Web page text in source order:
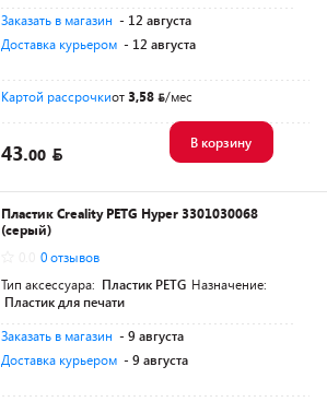
Заказать в магазин - 12 августа
Доставка курьером - 12 августа
Картой рассрочкиот3,58 /мес
43.00
В корзину
Пластик Creality PETG Hyper 3301030068
(серый)
0 отзывов
Тип аксессуара: Пластик PETG Назначение:
Пластик для печати
Заказать в магазин - 9 августа
Доставка курьером - 9 августа